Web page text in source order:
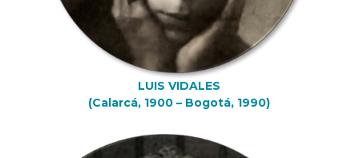
LUIS VIDALES
(Calarcá, 1900 – Bogotá, 1990)